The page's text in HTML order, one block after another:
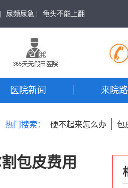
尿频尿急 | 龟头不能上翻
医院新闻 来院
热门搜索： 硬不起来怎么办 包
包皮费用